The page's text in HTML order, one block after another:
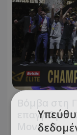
Μονακό!